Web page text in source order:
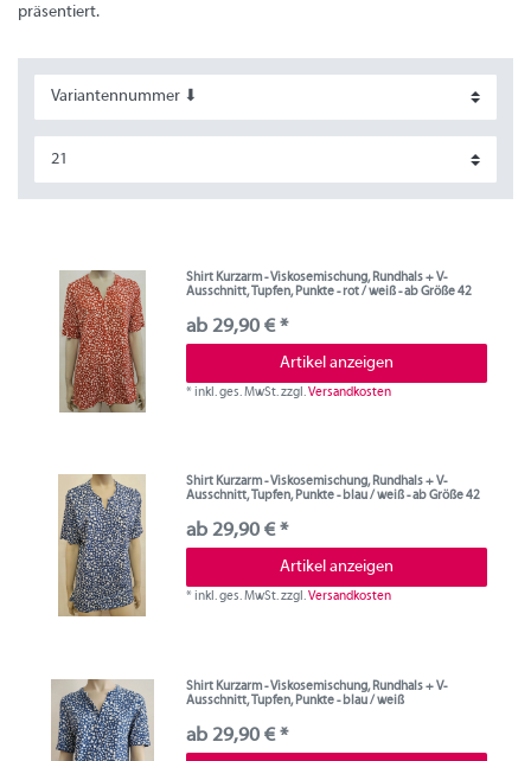
präsentiert.
Shirt Kurzarm - Viskosemischung, Rundhals + V-
Ausschnitt, Tupfen, Punkte - rot / weiß - ab Größe 42
ab 29,90 € *
Artikel anzeigen
*inkl. ges. MwSt.zzgl.Versandkosten
Shirt Kurzarm - Viskosemischung, Rundhals + V-
Ausschnitt, Tupfen, Punkte - blau / weiß - ab Größe 42
ab 29,90 € *
Artikel anzeigen
*inkl. ges. MwSt.zzgl.Versandkosten
Shirt Kurzarm - Viskosemischung, Rundhals + V-
Ausschnitt, Tupfen, Punkte - blau / weiß
ab 29,90 € *